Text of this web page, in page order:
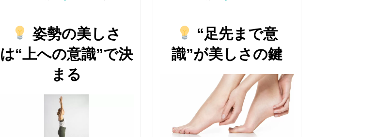
姿勢の美しさ
は“上への意識”で決
まる
識する」ことで、姿勢や動きの印象が格
段に変わります。
“足先まで意
識”が美しさの鍵